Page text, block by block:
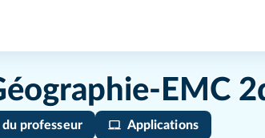
EMC
du professeur Applications